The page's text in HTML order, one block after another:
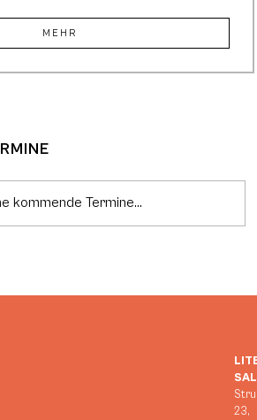
MEHR
kommende Termine...
23,